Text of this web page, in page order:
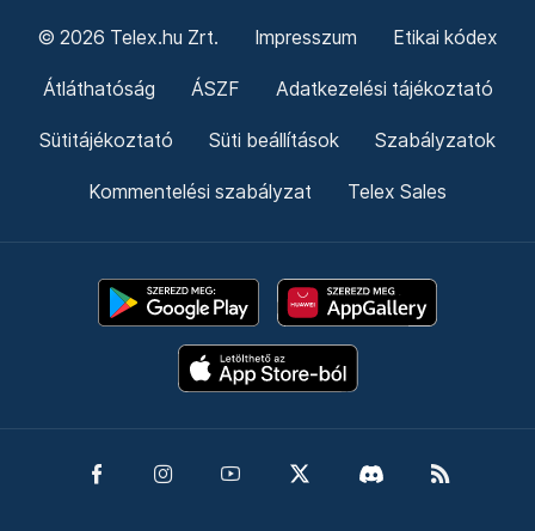
© 2026 Telex.hu Zrt. Impresszum Etikai kódex
Átláthatóság ÁSZF Adatkezelési tájékoztató
Sütitájékoztató Süti beállítások Szabályzatok
Kommentelési szabályzat Telex Sales